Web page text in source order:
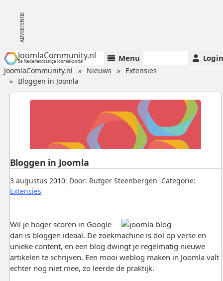
JoomlaCommunity.nl
de Nederlandstalige Joomla!-portal Menu Login
JoomlaCommunity.nl Nieuws
Extensies
Bloggen in Joomla
Gepubliceerd:
3 augustus 2010. Door: Rutger Steenbergen. Categorie:
Extensies.
Bloggen in Joomla
Wil je hoger scoren in Google
dan is bloggen ideaal. De zoekmachine is dol op verse en
unieke content, en een blog dwingt je regelmatig nieuwe
artikelen te schrijven. Een mooi weblog maken in Joomla valt
echter nog niet mee, zo leerde de praktijk.